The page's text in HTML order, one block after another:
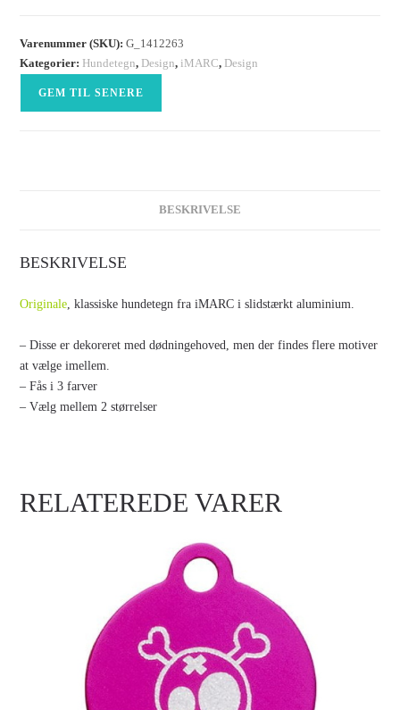
Varenummer (SKU):G_1412263
Kategorier: Hundetegn, Design,iMARC, Design
GEM TIL SENERE
BESKRIVELSE
BESKRIVELSE
Originale, klassiske hundetegn fra iMARC i slidstærkt aluminium.
– Disse er dekoreret med dødningehoved, men der findes flere motiver
at vælge imellem.
– Fås i 3 farver
– Vælg mellem 2 størrelser
RELATEREDE VARER